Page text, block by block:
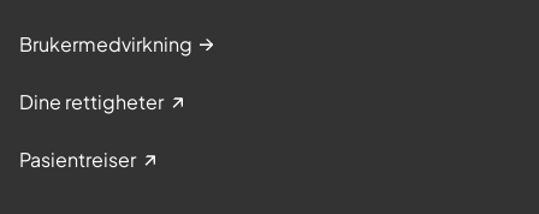
Brukermedvirkning
Dine rettigheter
Pasientreiser